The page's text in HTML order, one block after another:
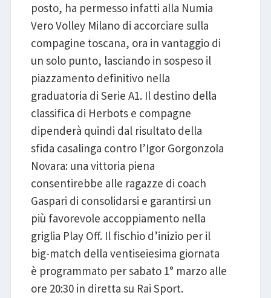
posto, ha permesso infatti alla Numia
Vero Volley Milano di accorciare sulla
compagine toscana, ora in vantaggio di
un solo punto, lasciando in sospeso il
piazzamento definitivo nella
graduatoria di Serie A1. Il destino della
classifica di Herbots e compagne
dipenderà quindi dal risultato della
sfida casalinga contro l’Igor Gorgonzola
Novara: una vittoria piena
consentirebbe alle ragazze di coach
Gaspari di consolidarsi e garantirsi un
più favorevole accoppiamento nella
griglia Play Off. Il fischio d’inizio per il
big-match della ventiseiesima giornata
è programmato per sabato 1° marzo alle
ore 20:30 in diretta su Rai Sport.